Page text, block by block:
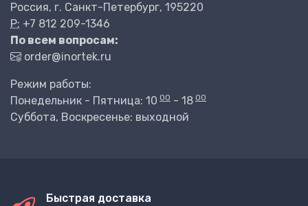
Россия, г. Санкт-Петербург, 195220
P: +7 812 209-1346
По всем вопросам:
order@inortek.ru
Режим работы:
Понедельник - Пятница: 10 00 - 18 00
Суббота, Воскресенье: выходной
Быстрая доставка